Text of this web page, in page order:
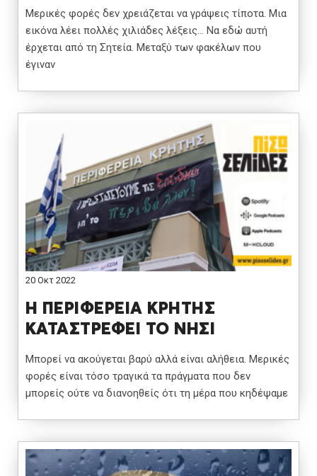
Μερικές φορές δεν χρειάζεται να γράψεις τίποτα. Μια
εικόνα λέει πολλές χιλιάδες λέξεις… Να εδώ αυτή
έρχεται από τη Σητεία. Μεταξύ των φακέλων που
έγιναν
20 Οκτ 2022
Η ΠΕΡΙΦΕΡΕΙΑ ΚΡΗΤΗΣ
ΚΑΤΑΣΤΡΕΦΕΙ ΤΟ ΝΗΣΙ
Μπορεί να ακούγεται βαρύ αλλά είναι αλήθεια. Μερικές
φορές είναι τόσο τραγικά τα πράγματα που δεν
μπορείς ούτε να διανοηθείς ότι τη μέρα που κηδέψαμε